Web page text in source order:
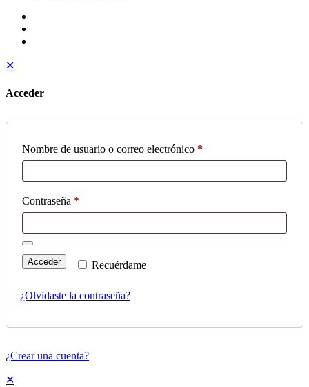
✕
Acceder
Nombre de usuario o correo electrónico *
Contraseña *
Recuérdame
Acceder
¿Olvidaste la contraseña?
¿Crear una cuenta?
✕